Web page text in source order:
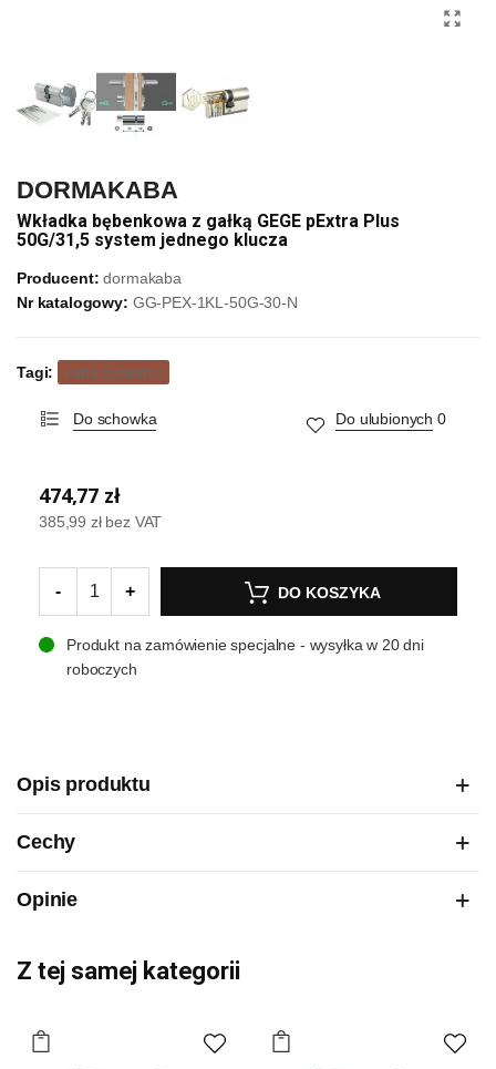
DORMAKABA
Wkładka bębenkowa z gałką GEGE pExtra Plus
50G/31,5 system jednego klucza
Producent: dormakaba
Nr katalogowy: GG-PEX-1KL-50G-30-N
Tagi: kaba system c
Do schowka Do ulubionych 0
474,77 zł
385,99 zł bez VAT
- + DO KOSZYKA
Produkt na zamówienie specjalne - wysyłka w 20 dni
roboczych
Opis produktu
Cechy
Opinie
Z tej samej kategorii